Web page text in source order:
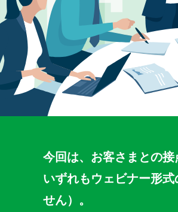
今回は、お客さまとの
いずれもウェビナー形
せん）。